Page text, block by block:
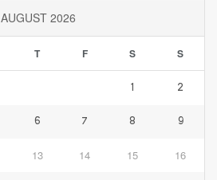
AUGUST 2026
T F S S
1 2
6 7 8 9
13 14 15 16